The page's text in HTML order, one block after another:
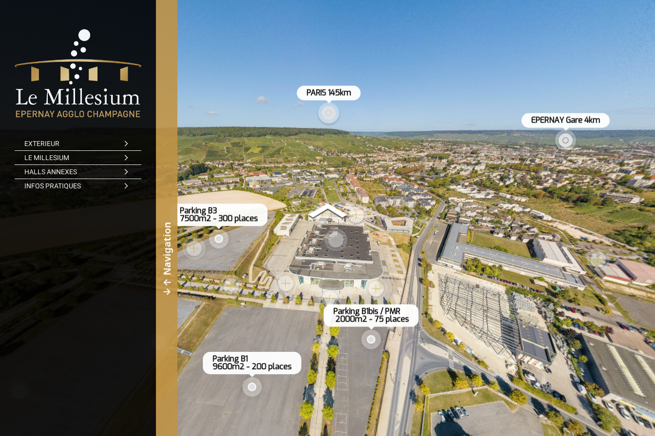
EXTERIEUR
LE MILLESIUM
HALLS ANNEXES
INFOS PRATIQUES
EPERNAY Gare 4km
PARIS 145km
Parking B1bis / PMR
2000m2 - 75 places
Parking B1
9600m2 - 200 places
Parking B3
7500m2 - 300 places